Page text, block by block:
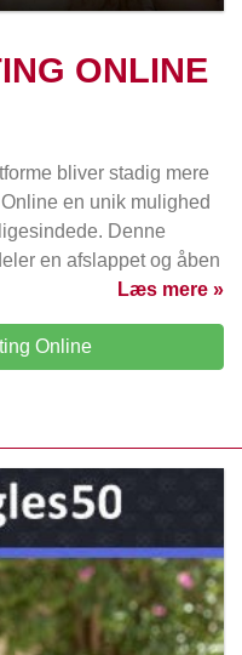
ONLINE
bliver stadig mere
en unik mulighed
Denne
en afslappet og åben
Læs mere »
Online